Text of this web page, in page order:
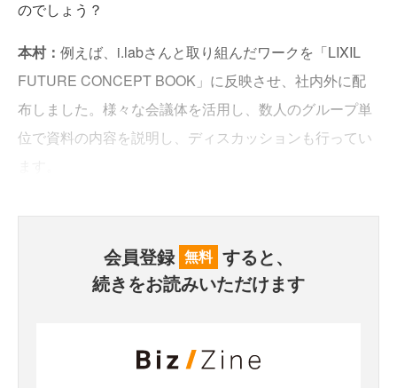
のでしょう？
本村： 例えば、i.labさんと取り組んだワークを「LIXIL
FUTURE CONCEPT BOOK」に反映させ、社内外に配
布しました。様々な会議体を活用し、数人のグループ単
位で資料の内容を説明し、ディスカッションも行ってい
会員登録 無料 すると、
続きをお読みいただけます